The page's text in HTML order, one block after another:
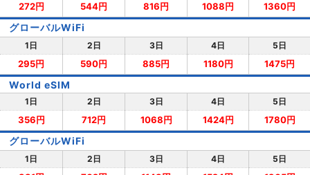
272円 544円 816円 1088円 1360円
グローバルWiFi
1日 2日 3日 4日 5日
295円 590円 885円 1180円 1475円
World eSIM
1日 2日 3日 4日 5日
356円 712円 1068円 1424円 1780円
グローバルWiFi
1日 2日 3日 4日 5日